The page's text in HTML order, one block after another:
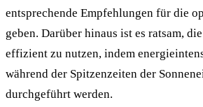
entsprechende Empfehlungen für die
geben. Darüber hinaus ist es ratsam,
effizient zu nutzen, indem
während der Spitzenzeiten der
durchgeführt werden.